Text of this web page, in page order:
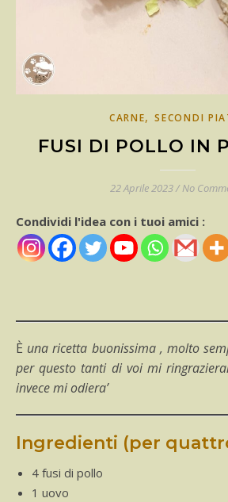
CARNE,SECONDI
FUSI DI POLLO IN
22 Aprile 2023/ No
Condividi l'idea con i tuoi amici :
È una ricetta buonissima , molto semplice da realizzare e
per questo tanti di voi mi
invece mi odiera’
Ingredienti (per
4 fusi di pollo
1 uovo